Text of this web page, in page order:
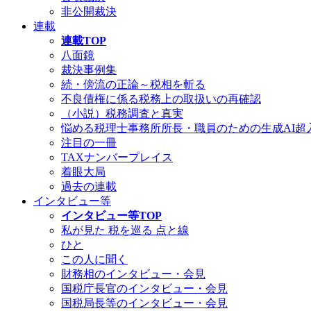
非公開裁決
連載
連載TOP
八面鏡
裁決事例集
続・傍流の正論～税相を斬る
不良債権に係る税務上の取扱いの再確認
（小説）税務調査と真実
悩める税理士事務所所長・職員のための生成AI超
注目の一冊
TAXナンバープレイス
着眼大局
過去の連載
インタビュー等
インタビュー等TOP
私が見た 税を巡る 点と線
ひと
この人に聞く
財務相のインタビュー・会見
国税庁長官のインタビュー・会見
国税局長等のインタビュー・会見